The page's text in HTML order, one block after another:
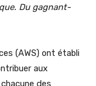
Du gagnant-
(AWS) ont établi
aux
des